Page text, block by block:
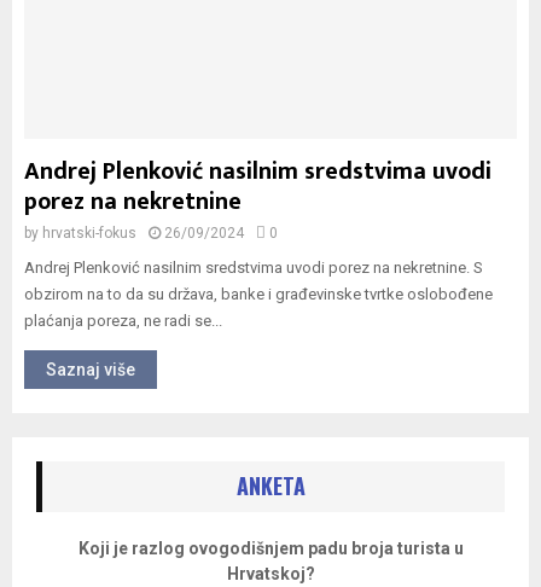
Andrej Plenković nasilnim sredstvima uvodi
porez na nekretnine
by hrvatski-fokus 26/09/2024 0
Andrej Plenković nasilnim sredstvima uvodi porez na nekretnine. S
obzirom na to da su država, banke i građevinske tvrtke oslobođene
plaćanja poreza, ne radi se...
Saznaj više
ANKETA
Koji je razlog ovogodišnjem padu broja turista u
Hrvatskoj?